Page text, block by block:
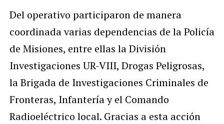
Del operativo participaron de manera
coordinada varias dependencias de la Policía
de Misiones, entre ellas la División
Investigaciones UR-VIII, Drogas Peligrosas,
la Brigada de Investigaciones Criminales de
Fronteras, Infantería y el Comando
Radioeléctrico local. Gracias a esta acción